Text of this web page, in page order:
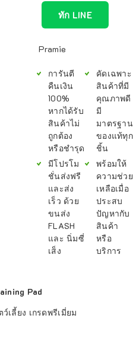
ทัก LINE
Pramie
การันตี
คืนเงิน
100%
หากได้รับ
สินค้าไม่
ถูกต้อง
หรือชำรุด
มีโปรโม
ชั่นส่งฟรี
และส่ง
เร็ว ด้วย
ขนส่ง
FLASH
และ นิ่มซี่
เส็ง
คัดเฉพาะ
สินค้าที่มี
คุณภาพดี
มี
มาตรฐาน
ของแท้ทุก
ชิ้น
พร้อมให้
ความช่วย
เหลือเมื่อ
ประสบ
ปัญหากับ
สินค้า
หรือ
บริการ
Pad
ลี้ยง เกรดพรีเมี่ยม